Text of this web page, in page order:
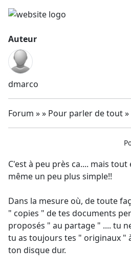
Auteur
dmarco
Forum » » Pour parler de tout »
C'est à peu près ca.... mais
même un peu plus simple!!
Dans la mesure où, de toute
" copies " de tes documents
proposés " au partage " .... tu
tu as toujours tes " originaux "
ton disque dur.